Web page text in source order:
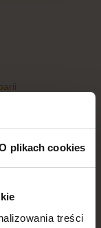
plikach cookies
treści
dzięki